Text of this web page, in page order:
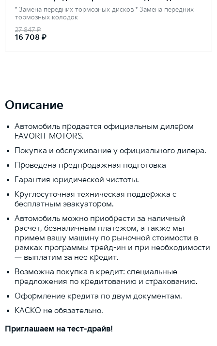
* Замена передних тормозных дисков * Замена передних
тормозных колодок
27 847 ₽
16 708 ₽
Описание
Автомобиль продается официальным дилером
FAVORIT MOTORS.
Покупка и обслуживание у официального дилера.
Проведена предпродажная подготовка
Гарантия юридической чистоты.
Круглосуточная техническая поддержка с
бесплатным эвакуатором.
Автомобиль можно приобрести за наличный
расчет, безналичным платежом, а также мы
примем вашу машину по рыночной стоимости в
рамках программы трейд-ин и при необходимости
— выплатим за нее кредит.
Возможна покупка в кредит: специальные
предложения по кредитованию и страхованию.
Оформление кредита по двум документам.
КАСКО не обязательно.
Приглашаем на тест-драйв!